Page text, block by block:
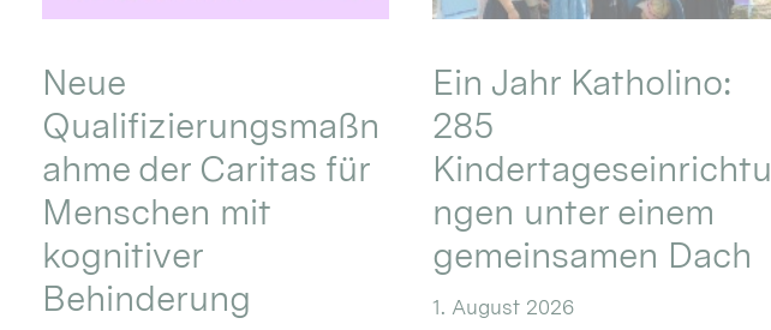
Neue
Qualifizierungsmaßn
ahme der Caritas für
Menschen mit
kognitiver
Behinderung
Ein Jahr Katholino:
285
Kindertageseinrichtu
ngen unter einem
gemeinsamen Dach
1. August 2026